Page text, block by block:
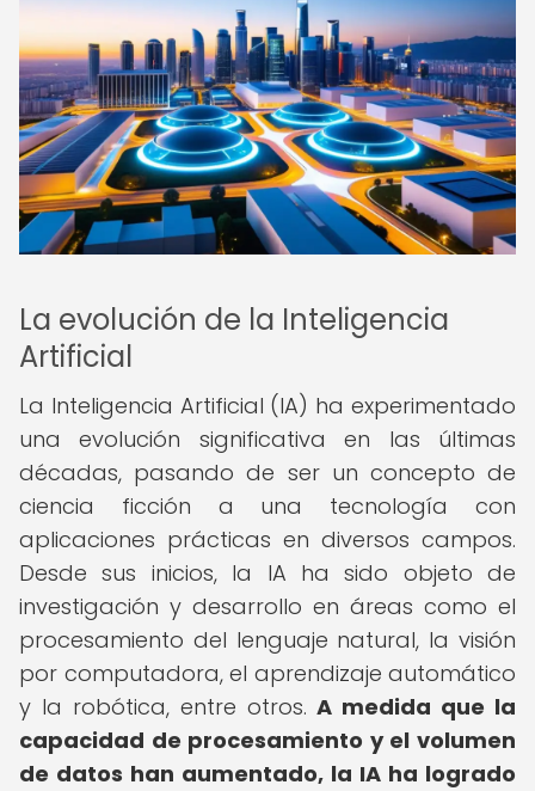
La evolución de la Inteligencia
Artificial
La Inteligencia Artificial (IA) ha experimentado
una evolución significativa en las últimas
décadas, pasando de ser un concepto de
ciencia ficción a una tecnología con
aplicaciones prácticas en diversos campos.
Desde sus inicios, la IA ha sido objeto de
investigación y desarrollo en áreas como el
procesamiento del lenguaje natural, la visión
por computadora, el aprendizaje automático
y la robótica, entre otros.A medida que la
capacidad de procesamiento y el volumen
de datos han aumentado, la IA ha logrado